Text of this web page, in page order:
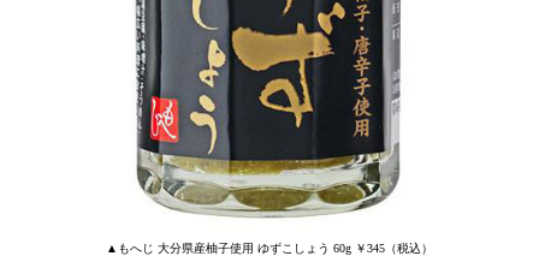
▲もへじ 大分県産柚子使用 ゆずこしょう 60g ￥345（税込）